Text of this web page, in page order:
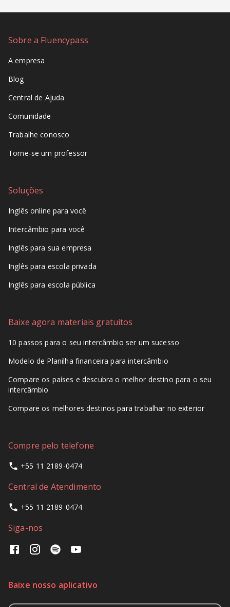
Sobre a Fluencypass
A empresa
Blog
Central de Ajuda
Comunidade
Trabalhe conosco
Torne-se um professor
Soluções
Inglês online para você
Intercâmbio para você
Inglês para sua empresa
Inglês para escola privada
Inglês para escola pública
Baixe agora materiais gratuitos
10 passos para o seu intercâmbio ser um sucesso
Modelo de Planilha financeira para intercâmbio
Compare os países e descubra o melhor destino para o seu
intercâmbio
Compare os melhores destinos para trabalhar no exterior
Compre pelo telefone
+55 11 2189-0474
Central de Atendimento
+55 11 2189-0474
Siga-nos
Baixe nosso aplicativo